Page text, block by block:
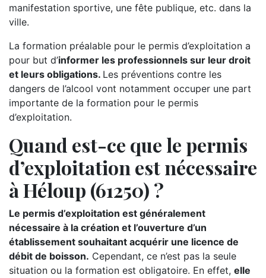
manifestation sportive, une fête publique, etc. dans la
ville.
La formation préalable pour le permis d’exploitation a
pour but d’informer les professionnels sur leur droit
et leurs obligations. Les préventions contre les
dangers de l’alcool vont notamment occuper une part
importante de la formation pour le permis
d’exploitation.
Quand est-ce que le permis
d’exploitation est nécessaire
à Héloup (61250) ?
Le permis d’exploitation est généralement
nécessaire à la création et l’ouverture d’un
établissement souhaitant acquérir une licence de
débit de boisson. Cependant, ce n’est pas la seule
situation ou la formation est obligatoire. En effet, elle